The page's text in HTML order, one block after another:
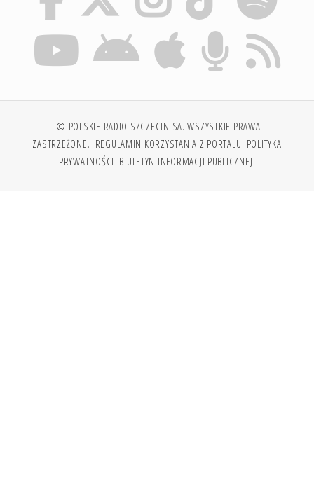
© POLSKIE RADIO SZCZECIN SA. WSZYSTKIE PRAWA
ZASTRZEŻONE. REGULAMIN KORZYSTANIA Z PORTALU POLITYKA
PRYWATNOŚCI BIULETYN INFORMACJI PUBLICZNEJ